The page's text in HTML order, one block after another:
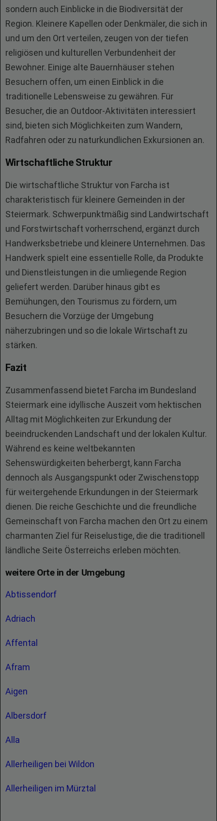
sondern auch Einblicke in die Biodiversität der
Region. Kleinere Kapellen oder Denkmäler, die sich in
und um den Ort verteilen, zeugen von der tiefen
religiösen und kulturellen Verbundenheit der
Bewohner. Einige alte Bauernhäuser stehen
Besuchern offen, um einen Einblick in die
traditionelle Lebensweise zu gewähren. Für
Besucher, die an Outdoor-Aktivitäten interessiert
sind, bieten sich Möglichkeiten zum Wandern,
Radfahren oder zu naturkundlichen Exkursionen an.
Wirtschaftliche Struktur
Die wirtschaftliche Struktur von Farcha ist
charakteristisch für kleinere Gemeinden in der
Steiermark. Schwerpunktmäßig sind Landwirtschaft
und Forstwirtschaft vorherrschend, ergänzt durch
Handwerksbetriebe und kleinere Unternehmen. Das
Handwerk spielt eine essentielle Rolle, da Produkte
und Dienstleistungen in die umliegende Region
geliefert werden. Darüber hinaus gibt es
Bemühungen, den Tourismus zu fördern, um
Besuchern die Vorzüge der Umgebung
näherzubringen und so die lokale Wirtschaft zu
stärken.
Fazit
Zusammenfassend bietet Farcha im Bundesland
Steiermark eine idyllische Auszeit vom hektischen
Alltag mit Möglichkeiten zur Erkundung der
beeindruckenden Landschaft und der lokalen Kultur.
Während es keine weltbekannten
Sehenswürdigkeiten beherbergt, kann Farcha
dennoch als Ausgangspunkt oder Zwischenstopp
für weitergehende Erkundungen in der Steiermark
dienen. Die reiche Geschichte und die freundliche
Gemeinschaft von Farcha machen den Ort zu einem
charmanten Ziel für Reiselustige, die die traditionell
ländliche Seite Österreichs erleben möchten.
weitere Orte in der Umgebung
Abtissendorf
Adriach
Affental
Afram
Aigen
Albersdorf
Alla
Allerheiligen bei Wildon
Allerheiligen im Mürztal